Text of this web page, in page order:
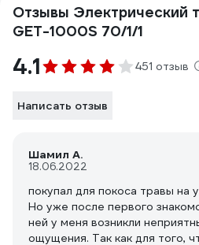
Отзывы Электрический
GET-1000S 70/1/1
4.1 451 отзыв
Написать отзыв
Шамил А.
18.06.2022
покупал для покоса травы на
Но уже после первого
ней у меня возникли
ощущения. Так как для того,